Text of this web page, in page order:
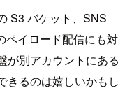
S3 バケット、SNS
ペイロード配信にも対
が別アカウントにある
きるのは嬉しいかもし